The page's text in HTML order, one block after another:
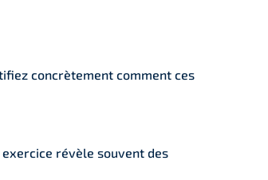
concrètement comment ces
révèle souvent des